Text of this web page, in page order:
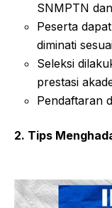
SNMPTN
Peserta
diminati
Seleksi
prestasi
Pendaftaran
2. Tips